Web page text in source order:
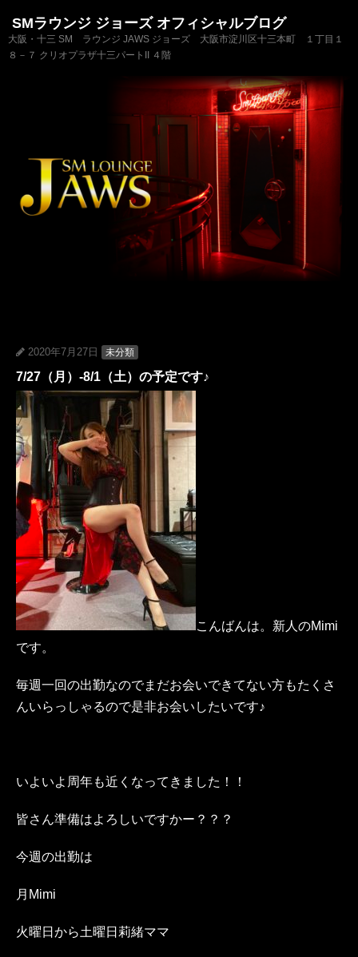
SMラウンジ ジョーズ オフィシャルブログ
大阪・十三 SM ラウンジ JAWS ジョーズ 大阪市淀川区十三本町 １丁目１
８－７ クリオプラザ十三パートII ４階
2020年7月27日 未分類
7/27（月）-8/1（土）の予定です♪
こんばんは。新人のMimi
です。
毎週一回の出勤なのでまだお会いできてない方もたくさ
んいらっしゃるので是非お会いしたいです♪
いよいよ周年も近くなってきました！！
皆さん準備はよろしいですかー？？？
今週の出勤は
月Mimi
火曜日から土曜日莉緒ママ